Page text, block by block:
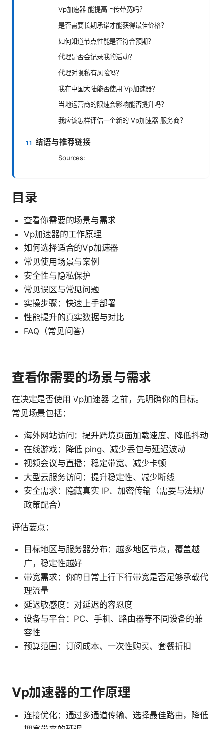
Vp加速器 能提高上传带宽吗？
是否需要长期承诺才能获得最佳价格？
如何知道节点性能是否符合预期？
代理是否会记录我的活动？
代理对隐私有风险吗？
我在中国大陆能否使用 Vp加速器？
当地运营商的限速会影响能否提升吗？
我应该怎样评估一个新的 Vp加速器 服务商？
结语与推荐链接
Sources:
目录
查看你需要的场景与需求
Vp加速器的工作原理
如何选择适合的Vp加速器
常见使用场景与案例
安全性与隐私保护
常见误区与常见问题
实操步骤：快速上手部署
性能提升的真实数据与对比
FAQ（常见问答）
查看你需要的场景与需求
在决定是否使用 Vp加速器 之前，先明确你的目标。
常见场景包括：
海外网站访问：提升跨境页面加载速度、降低抖动
在线游戏：降低 ping、减少丢包与延迟波动
视频会议与直播：稳定带宽、减少卡顿
大型云服务访问：提升稳定性、减少断线
安全需求：隐藏真实 IP、加密传输（需要与法规/
政策配合）
评估要点：
目标地区与服务器分布：越多地区节点，覆盖越
广，稳定性越好
带宽需求：你的日常上行下行带宽是否足够承载代
理流量
延迟敏感度：对延迟的容忍度
设备与平台：PC、手机、路由器等不同设备的兼
容性
预算范围：订阅成本、一次性购买、套餐折扣
Vp加速器的工作原理
连接优化：通过多通道传输、选择最佳路由，降低